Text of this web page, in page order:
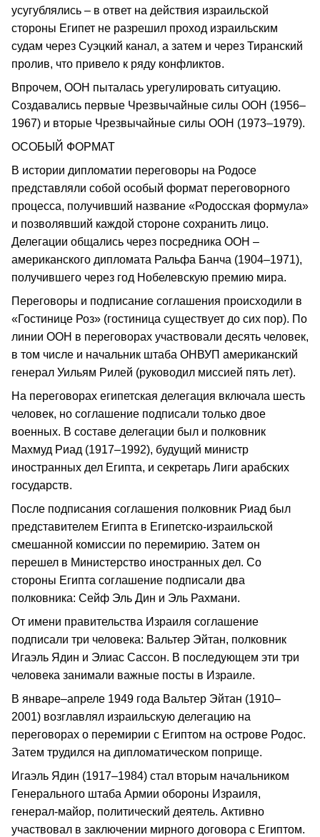
усугублялись – в ответ на действия израильской
стороны Египет не разрешил проход израильским
судам через Суэцкий канал, а затем и через Тиранский
пролив, что привело к ряду конфликтов.
Впрочем, ООН пыталась урегулировать ситуацию.
Создавались первые Чрезвычайные силы ООН (1956–
1967) и вторые Чрезвычайные силы ООН (1973–1979).
ОСОБЫЙ ФОРМАТ
В истории дипломатии переговоры на Родосе
представляли собой особый формат переговорного
процесса, получивший название «Родосская формула»
и позволявший каждой стороне сохранить лицо.
Делегации общались через посредника ООН –
американского дипломата Ральфа Банча (1904–1971),
получившего через год Нобелевскую премию мира.
Переговоры и подписание соглашения происходили в
«Гостинице Роз» (гостиница существует до сих пор). По
линии ООН в переговорах участвовали десять человек,
в том числе и начальник штаба ОНВУП американский
генерал Уильям Рилей (руководил миссией пять лет).
На переговорах египетская делегация включала шесть
человек, но соглашение подписали только двое
военных. В составе делегации был и полковник
Махмуд Риад (1917–1992), будущий министр
иностранных дел Египта, и секретарь Лиги арабских
государств.
После подписания соглашения полковник Риад был
представителем Египта в Египетско-израильской
смешанной комиссии по перемирию. Затем он
перешел в Министерство иностранных дел. Со
стороны Египта соглашение подписали два
полковника: Cейф Эль Дин и Эль Рахмани.
От имени правительства Израиля соглашение
подписали три человека: Вальтер Эйтан, полковник
Игаэль Ядин и Элиас Сассон. В последующем эти три
человека занимали важные посты в Израиле.
В январе–апреле 1949 года Вальтер Эйтан (1910–
2001) возглавлял израильскую делегацию на
переговорах о перемирии с Египтом на острове Родос.
Затем трудился на дипломатическом поприще.
Игаэль Ядин (1917–1984) стал вторым начальником
Генерального штаба Армии обороны Израиля,
генерал-майор, политический деятель. Активно
участвовал в заключении мирного договора с Египтом.